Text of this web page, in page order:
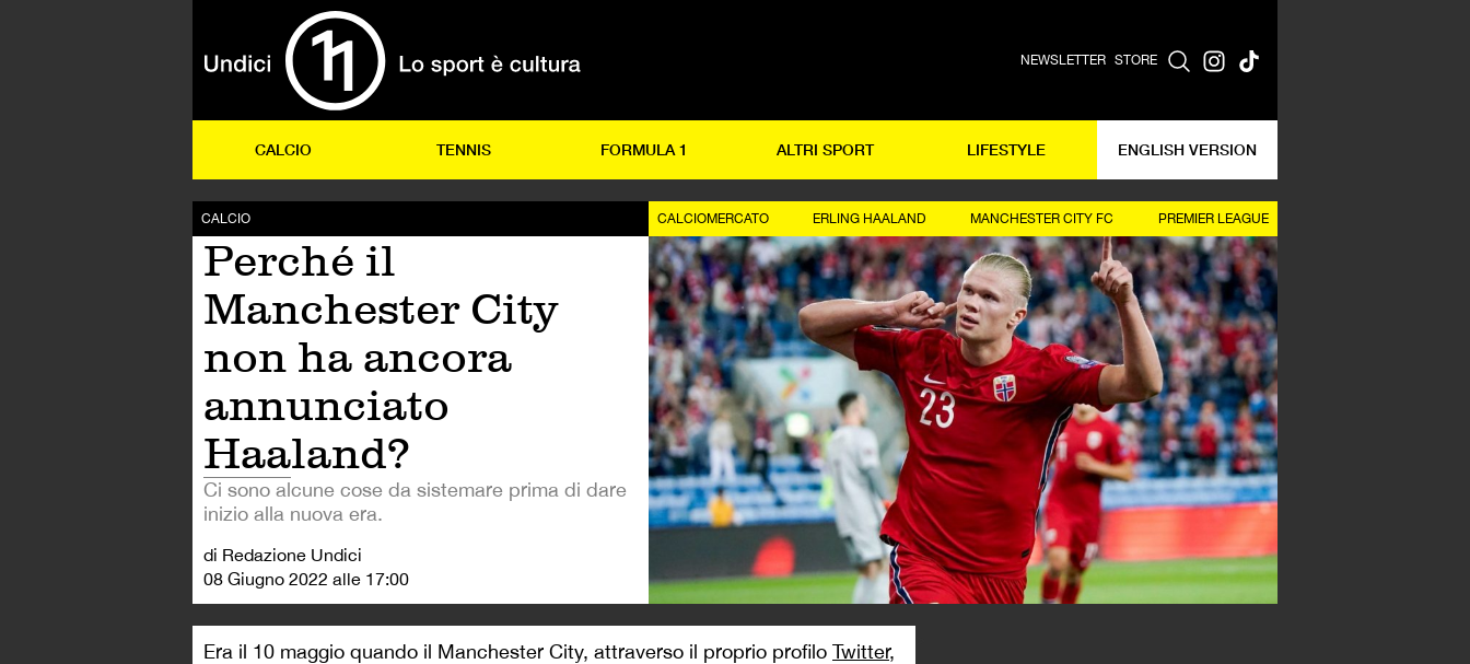
NEWSLETTER STORE
CALCIO TENNIS FORMULA 1 ALTRI SPORT LIFESTYLE ENGLISH VERSION
CALCIO
Perché il
Manchester City
non ha ancora
annunciato
Haaland?
Ci sono alcune cose da sistemare prima di dare
inizio alla nuova era.
di Redazione Undici
08 Giugno 2022 alle 17:00
CALCIOMERCATO ERLING HAALAND MANCHESTER CITY FC PREMIER LEAGUE
Era il 10 maggio quando il Manchester City, attraverso il proprio profilo Twitter,